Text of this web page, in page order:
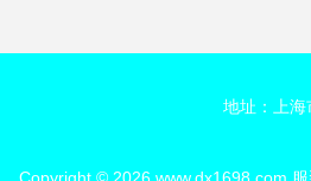
地址：上